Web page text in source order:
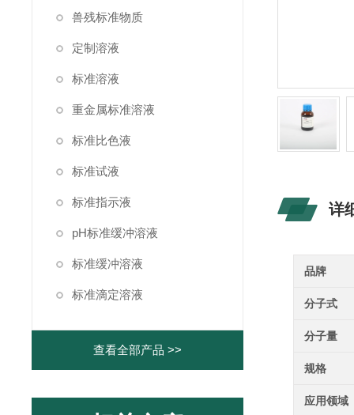
兽残标准物质
定制溶液
标准溶液
重金属标准溶液
标准比色液
标准试液
标准指示液
pH标准缓冲溶液
标准缓冲溶液
标准滴定溶液
查看全部产品 >>
详
品牌
分子式
分子量
规格
应用领域